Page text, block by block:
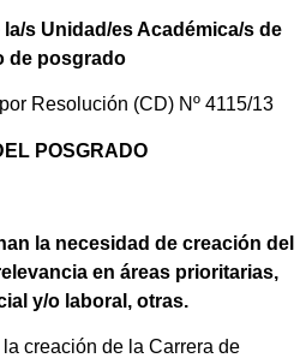
s Unidad/es Académica/s de
de posgrado
Resolución (CD) Nº 4115/13
POSGRADO
la necesidad de creación del
en áreas prioritarias,
y/o laboral, otras.
creación de la Carrera de